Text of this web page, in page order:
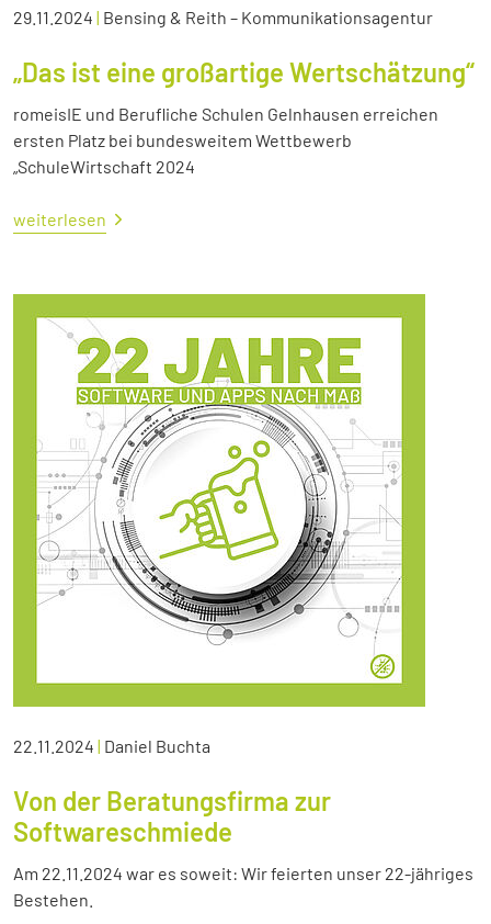
29.11.2024 | Bensing & Reith – Kommunikationsagentur
„Das ist eine großartige Wertschätzung“
romeisIE und Berufliche Schulen Gelnhausen erreichen
ersten Platz bei bundesweitem Wettbewerb
„SchuleWirtschaft 2024
weiterlesen
22.11.2024 | Daniel Buchta
Von der Beratungsfirma zur
Softwareschmiede
Am 22.11.2024 war es soweit: Wir feierten unser 22-jähriges
Bestehen.